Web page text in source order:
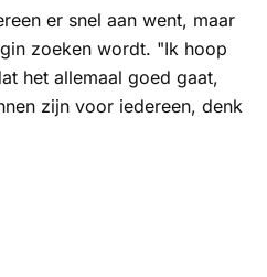
er snel aan went, maar
zoeken wordt. "Ik hoop
het allemaal goed gaat,
zijn voor iedereen, denk